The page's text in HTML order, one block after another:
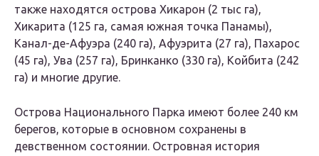
также находятся острова Хикарон (2 тыс га),
Хикарита (125 га, самая южная точка Панамы),
Канал-де-Афуэра (240 га), Афуэрита (27 га), Пахарос
(45 га), Ува (257 га), Бринканко (330 га), Койбита (242
га) и многие другие.
Острова Национального Парка имеют более 240 км
берегов, которые в основном сохранены в
девственном состоянии. Островная история